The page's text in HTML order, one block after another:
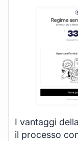
I vantaggi
il processo